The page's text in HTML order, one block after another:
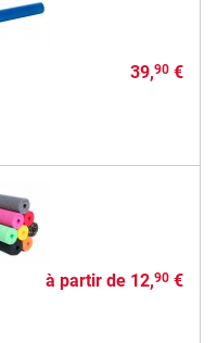
39,90€
à partir de 12,90€